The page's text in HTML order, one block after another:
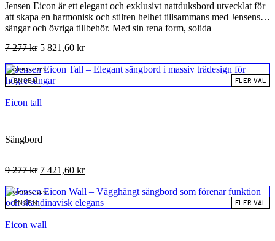
Jensen Eicon är ett elegant och exklusivt nattduksbord utvecklat för
att skapa en harmonisk och stilren helhet tillsammans med Jensens
sängar och övriga tillbehör. Med sin rena form, solida
och användbarhet på ett sätt som lyfter hela sovrummet. Detta
nattduksbord är den perfekta detaljen för dig som värdesätter både
form och funktion i ditt sovrum, och som söker en möbel som
utstrålar premiumkvalitet i varje millimeter.
7 277kr 5 821,60 kr
KAMPANJ 20%
JENSEN FLER VAL
Eicon tall
Sängbord
9 277kr 7 421,60 kr
KAMPANJ 20%
JENSEN FLER VAL
Eicon wall